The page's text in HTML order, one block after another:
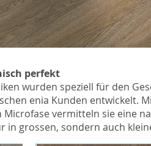
perfekt
wurden speziell für den
enia Kunden entwickelt.
vermitteln sie eine
in grossen, sondern auch